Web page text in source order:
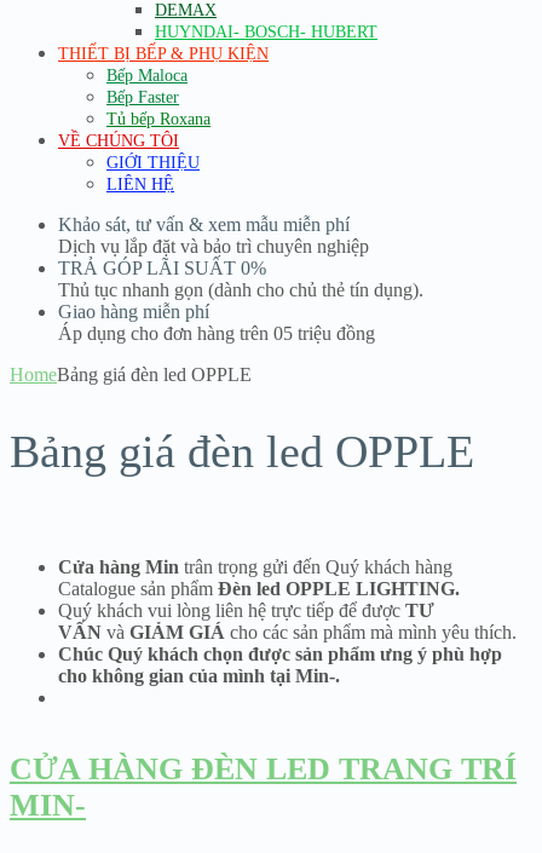
DEMAX
HUYNDAI- BOSCH- HUBERT
THIẾT BỊ BẾP & PHỤ KIỆN
Bếp Maloca
Bếp Faster
Tủ bếp Roxana
VỀ CHÚNG TÔI
GIỚI THIỆU
LIÊN HỆ
Khảo sát, tư vấn & xem mẫu miễn phí
Dịch vụ lắp đặt và bảo trì chuyên nghiệp
TRẢ GÓP LÃI SUẤT 0%
Thủ tục nhanh gọn (dành cho chủ thẻ tín dụng).
Giao hàng miễn phí
Áp dụng cho đơn hàng trên 05 triệu đồng
HomeBảng giá đèn led OPPLE
Bảng giá đèn led OPPLE
Cửa hàng Min trân trọng gửi đến Quý khách hàng
Catalogue sản phẩm Đèn led OPPLE LIGHTING.
Quý khách vui lòng liên hệ trực tiếp để được TƯ
VẤN và GIẢM GIÁ cho các sản phẩm mà mình yêu thích.
Chúc Quý khách chọn được sản phẩm ưng ý phù hợp
cho không gian của mình tại Min-.
CỬA HÀNG ĐÈN LED TRANG TRÍ
MIN-